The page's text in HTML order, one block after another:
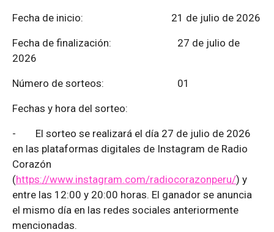
Fecha de inicio: 21 de julio de 2026
Fecha de finalización:
27 de julio de
2026
Número de sorteos: 01
Fechas y hora del sorteo:
- El sorteo se realizará el día 27 de julio de 2026
en las plataformas digitales de Instagram de Radio
Corazón
(https://www.instagram.com/radiocorazonperu/) y
entre las 12:00 y 20:00 horas. El ganador se anuncia
el mismo día en las redes sociales anteriormente
mencionadas.